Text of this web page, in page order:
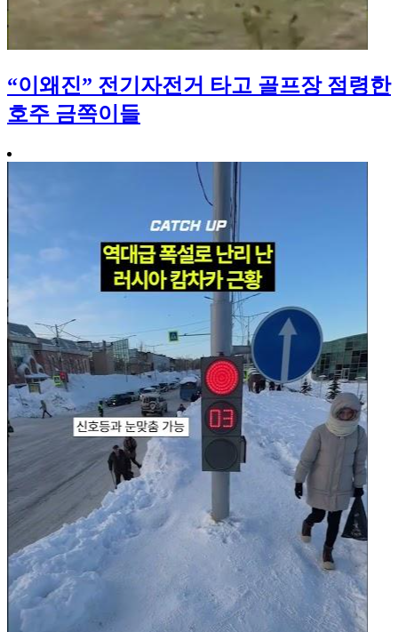
“이왜진” 전기자전거 타고 골프장 점령한
호주 금쪽이들